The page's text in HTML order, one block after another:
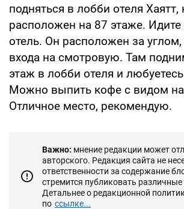
подняться в лобби отеля
расположен на 87 этаже. Идите
отель. Он расположен за углом,
входа на смотровую. Там
этаж в лобби отеля и
Можно выпить кофе с видом на
Отличное место, рекомендую.
Важно: мнение редакции может
авторского. Редакция сайта не
ответственности за содержание
стремится публиковать различные
Детальнее о редакционной
по ссылке...